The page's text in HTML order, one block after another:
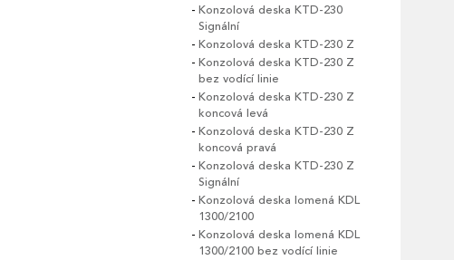
Konzolová deska KTD-230
Signální
Konzolová deska KTD-230 Z
Konzolová deska KTD-230 Z
bez vodící linie
Konzolová deska KTD-230 Z
koncová levá
Konzolová deska KTD-230 Z
koncová pravá
Konzolová deska KTD-230 Z
Signální
Konzolová deska lomená KDL
1300/2100
Konzolová deska lomená KDL
1300/2100 bez vodící linie